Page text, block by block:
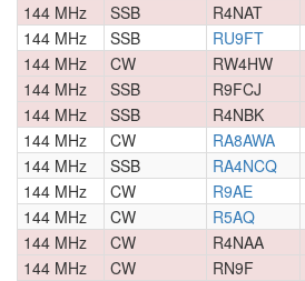
144 MHz
SSB R4NAT
144 MHz
SSB RU9FT
144 MHz
CW RW4HW
144 MHz
SSB R9FCJ
144 MHz
SSB R4NBK
144 MHz
CW RA8AWA
144 MHz
SSB RA4NCQ
144 MHz
CW R9AE
144 MHz
CW R5AQ
144 MHz
CW R4NAA
144 MHz
CW RN9F